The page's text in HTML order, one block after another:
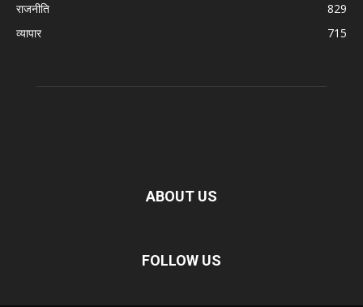
राजनीति
829
व्यापार
715
ABOUT US
FOLLOW US